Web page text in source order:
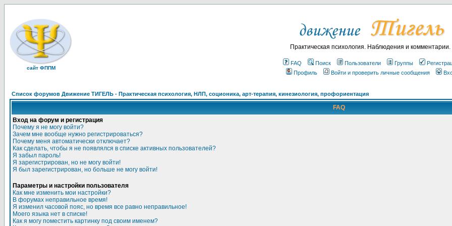
сайт ФППМ
Практическая психология. Наблюдения и комментарии.
FAQ Поиск Пользователи Группы
Профиль
Войти и проверить личные сообщения
Список форумов Движение ТИГЕЛЬ - Практическая психология, НЛП, соционика, арт-терапия, кинезиология, профориентация
FAQ
Вход на форум и регистрация
Почему я не могу войти?
Зачем мне вообще нужно регистрироваться?
Почему меня автоматически отключает?
Как сделать, чтобы я не появлялся в списке активных пользователей?
Я забыл пароль!
Я зарегистрирован, но не могу войти!
Я был зарегистрирован, но больше не могу войти!
Параметры и настройки пользователя
Как мне изменить мои настройки?
В форумах неправильное время!
Я изменил часовой пояс, но время все равно неправильное!
Моего языка нет в списке!
Как я могу поместить картинку под своим именем?